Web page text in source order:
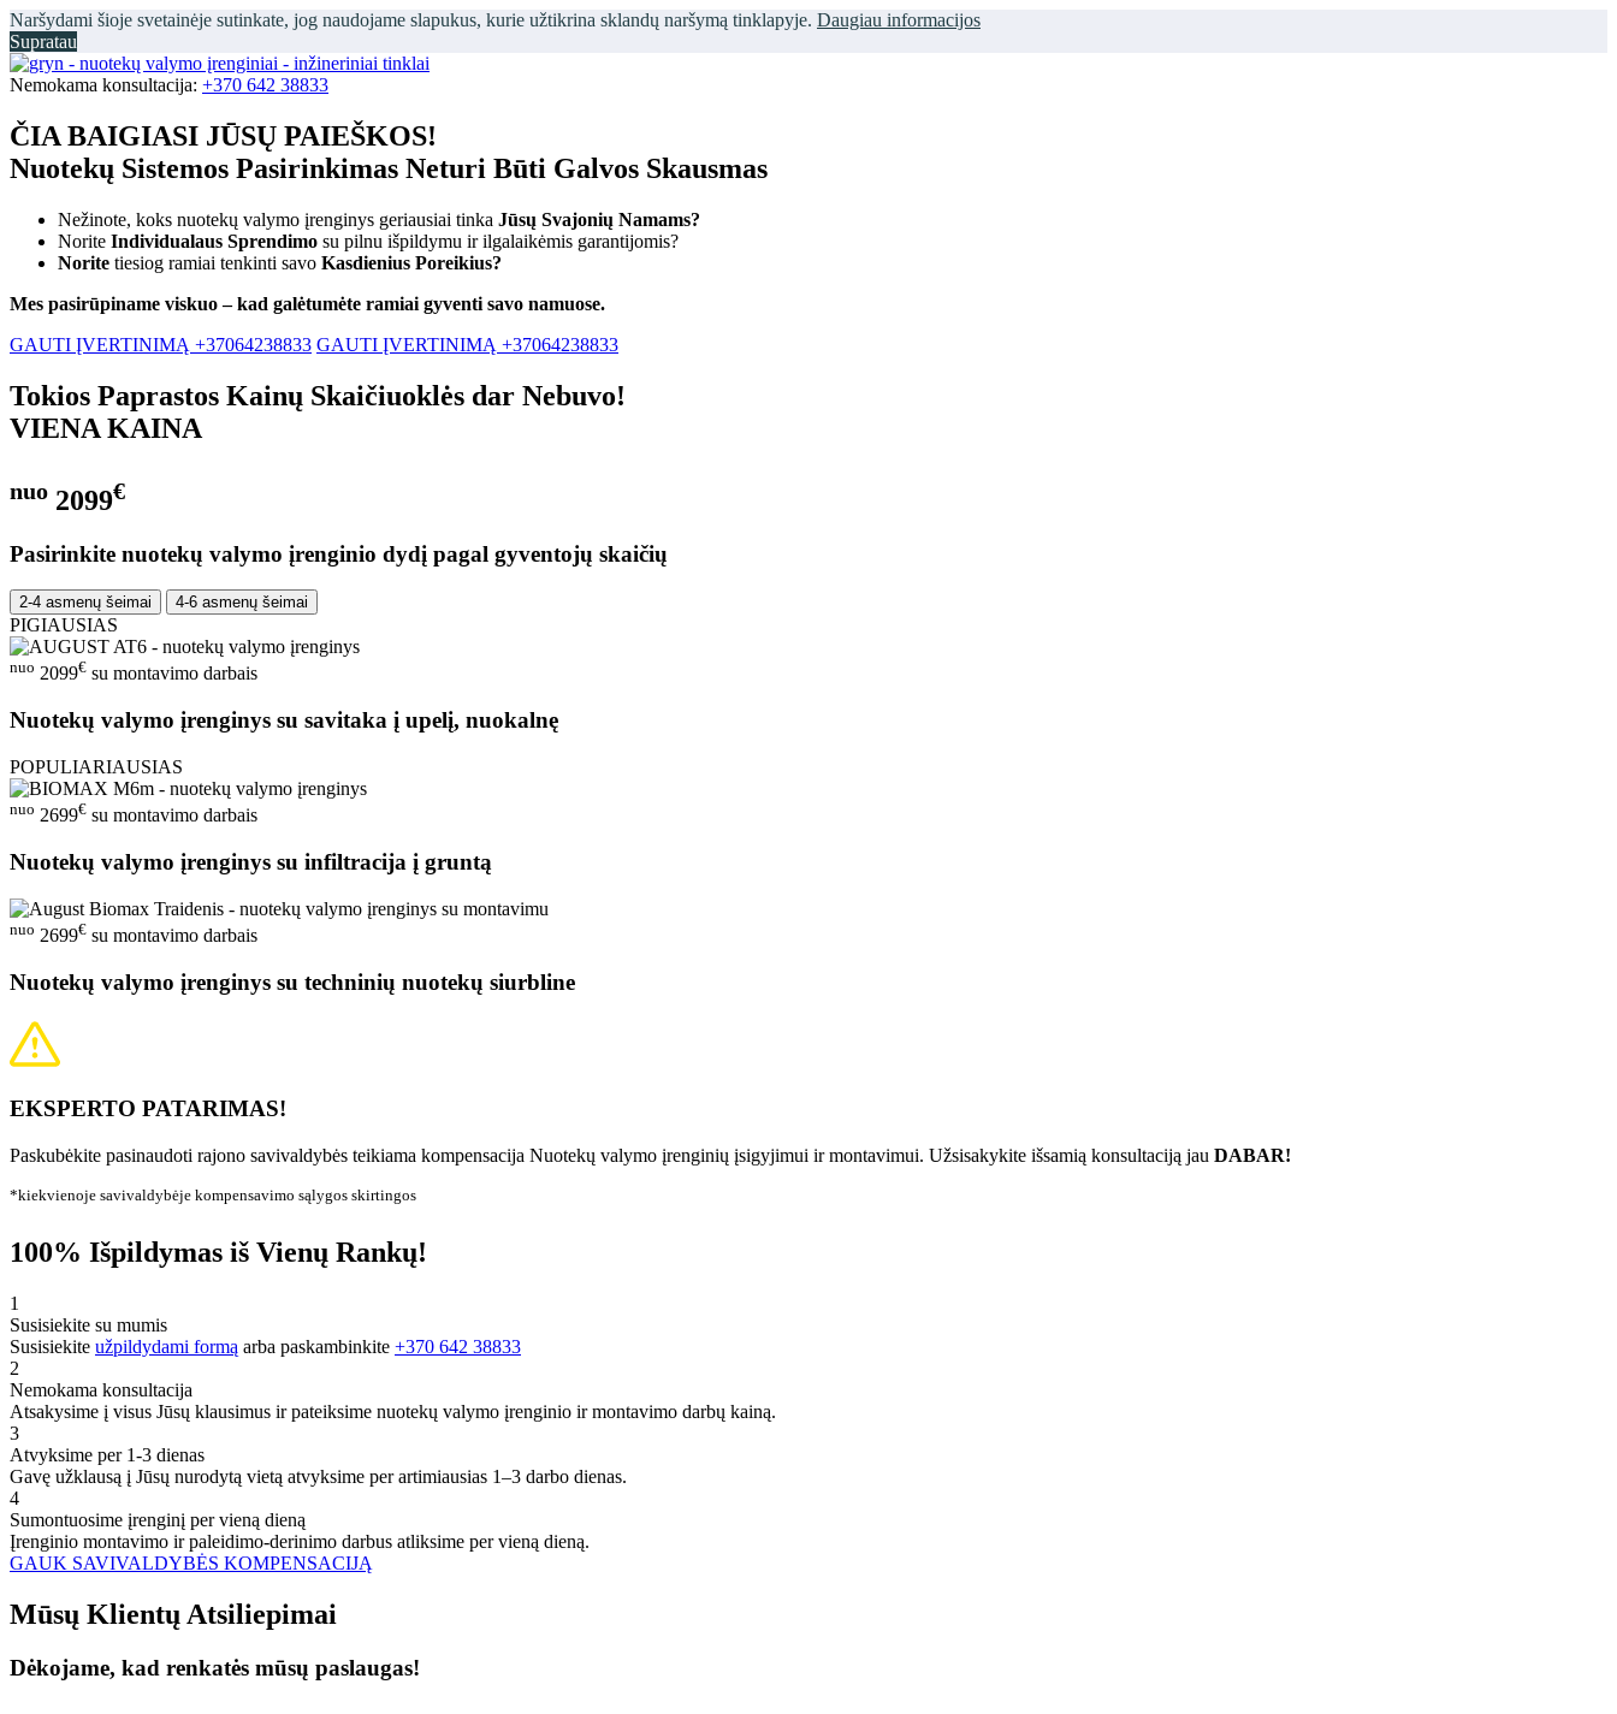
Naršydami šioje svetainėje sutinkate, jog naudojame slapukus, kurie užtikrina sklandų naršymą tinklapyje. Daugiau informacijos
Supratau
Nemokama konsultacija: +370 642 38833
ČIA BAIGIASI JŪSŲ PAIEŠKOS!
Nuotekų Sistemos Pasirinkimas Neturi Būti Galvos Skausmas
Nežinote, koks nuotekų valymo įrenginys geriausiai tinka Jūsų Svajonių Namams?
Norite Individualaus Sprendimo su pilnu išpildymu ir ilgalaikėmis garantijomis?
Norite tiesiog ramiai tenkinti savo Kasdienius Poreikius?
Mes pasirūpiname viskuo – kad galėtumėte ramiai gyventi savo namuose.
GAUTI ĮVERTINIMĄ +37064238833 GAUTI ĮVERTINIMĄ +37064238833
Tokios Paprastos Kainų Skaičiuoklės dar Nebuvo!
VIENA KAINA
nuo 2099€
Pasirinkite nuotekų valymo įrenginio dydį pagal gyventojų skaičių
2-4 asmenų šeimai 4-6 asmenų šeimai
PIGIAUSIAS
nuo 2099€ su montavimo darbais
Nuotekų valymo įrenginys su savitaka į upelį, nuokalnę
POPULIARIAUSIAS
nuo 2699€ su montavimo darbais
Nuotekų valymo įrenginys su infiltracija į gruntą
nuo 2699€ su montavimo darbais
Nuotekų valymo įrenginys su techninių nuotekų siurbline
EKSPERTO PATARIMAS!
Paskubėkite pasinaudoti rajono savivaldybės teikiama kompensacija Nuotekų valymo įrenginių įsigyjimui ir montavimui. Užsisakykite išsamią konsultaciją jau DABAR!
*kiekvienoje savivaldybėje kompensavimo sąlygos skirtingos
100% Išpildymas iš Vienų Rankų!
1
Susisiekite su mumis
Susisiekite užpildydami formą arba paskambinkite +370 642 38833
2
Nemokama konsultacija
Atsakysime į visus Jūsų klausimus ir pateiksime nuotekų valymo įrenginio ir montavimo darbų kainą.
3
Atvyksime per 1-3 dienas
Gavę užklausą į Jūsų nurodytą vietą atvyksime per artimiausias 1–3 darbo dienas.
4
Sumontuosime įrenginį per vieną dieną
Įrenginio montavimo ir paleidimo-derinimo darbus atliksime per vieną dieną.
GAUK SAVIVALDYBĖS KOMPENSACIJĄ
Mūsų Klientų Atsiliepimai
Dėkojame, kad renkatės mūsų paslaugas!